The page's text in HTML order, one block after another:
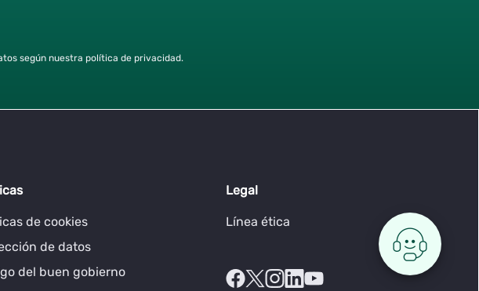
según nuestra política de privacidad.
de cookies
de datos
del buen gobierno
Legal
Línea ética